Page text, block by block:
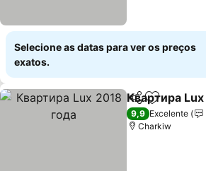
Selecione as datas para ver os preços
exatos.
PartilharAdicionar
Квартира
9,9 Excelente
Charkiw